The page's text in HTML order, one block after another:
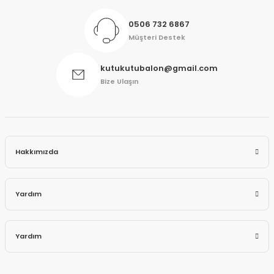
0506 732 6867
Müşteri Destek
kutukutubalon@gmail.com
Bize Ulaşın
Hakkımızda
Yardım
Yardım